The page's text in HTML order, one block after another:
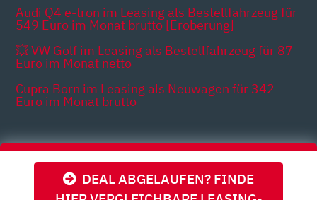
DEAL ABGELAUFEN? FINDE
Audi Q4 e-tron im Leasing als Bestellfahrzeug für
549 Euro im Monat brutto [Eroberung]
💥 VW Golf im Leasing als Bestellfahrzeug für 87
Euro im Monat netto
Cupra Born im Leasing als Neuwagen für 342
Euro im Monat brutto